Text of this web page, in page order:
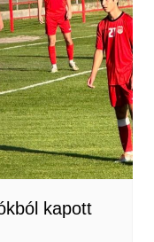
kapott